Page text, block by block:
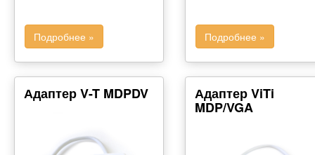
Подробнее » Подробнее »
Адаптер V-T MDPDV Адаптер ViTi
MDP/VGA